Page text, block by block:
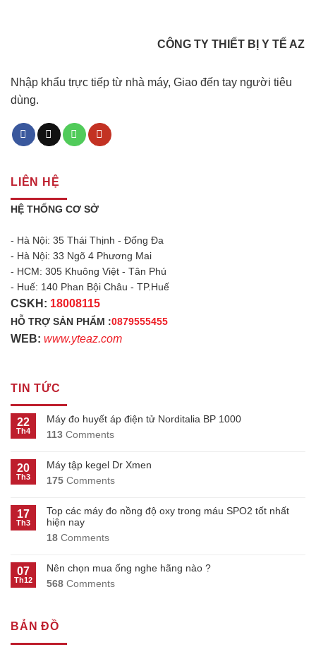
CÔNG TY THIẾT BỊ Y TẾ AZ
Nhập khẩu trực tiếp từ nhà máy, Giao đến tay người tiêu
dùng.
LIÊN HỆ
HỆ THỐNG CƠ SỞ
- Hà Nội: 35 Thái Thịnh - Đống Đa
- Hà Nội: 33 Ngõ 4 Phương Mai
- HCM: 305 Khuông Việt - Tân Phú
- Huế: 140 Phan Bội Châu - TP.Huế
CSKH: 18008115
HỖ TRỢ SẢN PHẨM :0879555455
WEB: www.yteaz.com
TIN TỨC
22
Th4
Máy đo huyết áp điện tử Norditalia BP 1000
113 Comments
20
Th3
Máy tập kegel Dr Xmen
175 Comments
17
Th3
Top các máy đo nồng độ oxy trong máu SPO2 tốt nhất
hiện nay
18 Comments
07
Th12
Nên chọn mua ống nghe hãng nào ?
568 Comments
BẢN ĐỒ